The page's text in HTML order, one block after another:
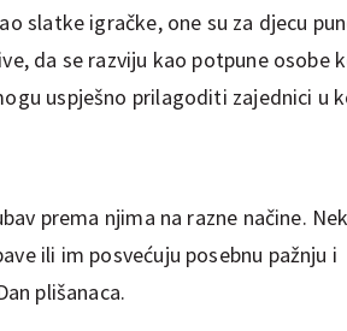
slatke igračke, one su za djecu
da se razviju kao potpune osobe
uspješno prilagoditi zajednici u
prema njima na razne načine.
ili im posvećuju posebnu pažnju i
plišanaca.